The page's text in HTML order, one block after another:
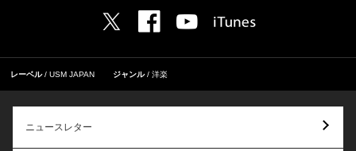
レーベル USM JAPAN ジャンル 洋楽
ニュースレター